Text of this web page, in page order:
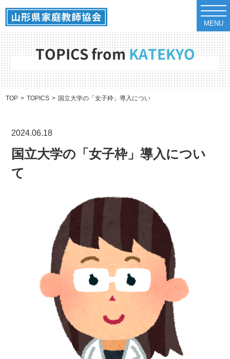
t
o
g
g
l
e
n
v
i
g
MENU
TOPICS fromKATEKYO
TOP TOPICS 国立大学の「女子枠」導入について
2024.06.18
国立大学の「女子枠」導入につい
て